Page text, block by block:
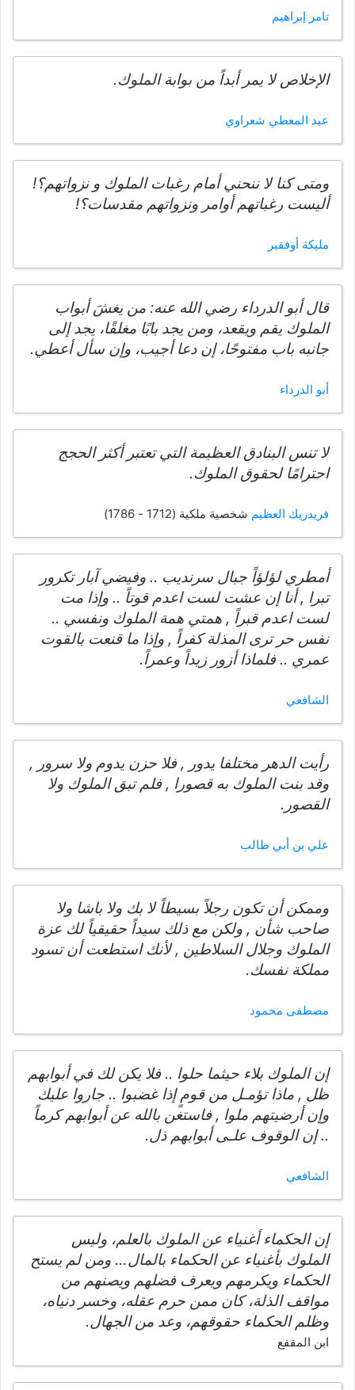
تامر إبراهيم
الإخلاص لا يمر أبداً من بوابة الملوك.
عبد المعطي شعراوي
ومتى كنا لا ننحني أمام رغبات الملوك و نزواتهم؟!
أليست رغباتهم أوامر ونزواتهم مقدسات؟!
مليكة أوفقير
قال أبو الدرداء رضي الله عنه: من يغشَ أبواب
الملوك يقم ويقعد، ومن يجد بابًا مغلقًا، يجد إلى
جانبه باب مفتوحًا، إن دعا أجيب، وإن سأل أعطي.
أبو الدرداء
لا تنس البنادق العظيمة التي تعتبر أكثر الحجج
احترامًا لحقوق الملوك.
فريدريك العظيم شخصية ملكية (1712 - 1786)
أمطري لؤلؤاً جبال سرنديب .. وفيضي آبار تكرور
تبرا , أنا إن عشت لست اعدم قوتاً .. وإذا مت
لست اعدم قبراً , همتي همة الملوك ونفسي ..
نفس حر ترى المذلة كفراً , وإذا ما قنعت بالقوت
عمري .. فلماذا أزور زيداً وعمراً.
الشافعي
رأيت الدهر مختلفا يدور , فلا حزن يدوم ولا سرور ,
وقد بنت الملوك به قصورا , فلم تبق الملوك ولا
القصور.
علي بن أبي طالب
وممكن أن تكون رجلاً بسيطاً لا بك ولا باشا ولا
صاحب شأن , ولكن مع ذلك سيداً حقيقياً لك عزة
الملوك وجلال السلاطين , لأنك استطعت أن تسود
مملكة نفسك.
مصطفى محمود
إن الملوك بلاء حيثما حلوا .. فلا يكن لك في أبوابهم
ظل , ماذا تؤمـل من قومٍ إذا غضبوا .. جاروا عليك
وإن أرضيتهم ملوا , فاستغن بالله عن أبوابهم كرماً
.. إن الوقوف علـى أبوابهم ذل.
الشافعي
إن الحكماء أغنياء عن الملوك بالعلم، وليس
الملوك بأغنياء عن الحكماء بالمال… ومن لم يستح
الحكماء ويكرمهم ويعرف فضلهم ويصنهم من
مواقف الذلة، كان ممن حرم عقله، وخسر دنياه،
وظلم الحكماء حقوقهم، وعد من الجهال.
ابن المقفع